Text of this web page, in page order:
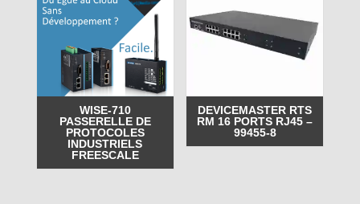
WISE-710
PASSERELLE DE
PROTOCOLES
INDUSTRIELS
FREESCALE
DEVICEMASTER RTS
RM 16 PORTS RJ45 –
99455-8